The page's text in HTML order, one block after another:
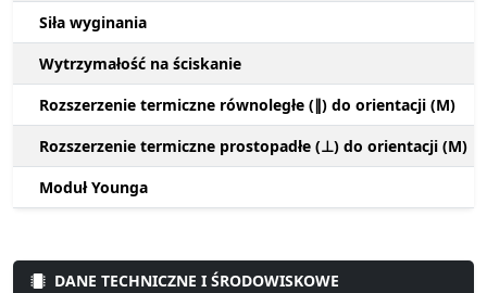
Siła wyginania
Wytrzymałość na ściskanie
Rozszerzenie termiczne równoległe (∥) do orientacji (M)
Rozszerzenie termiczne prostopadłe (⊥) do orientacji (M)
Moduł Younga
DANE TECHNICZNE I ŚRODOWISKOWE